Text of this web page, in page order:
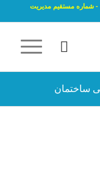
شرکت پگاه تهران پارسه جام با شماره ثبت : ۵۲۴۹۰۳ - شماره مستقیم مدیریت
ساختمان